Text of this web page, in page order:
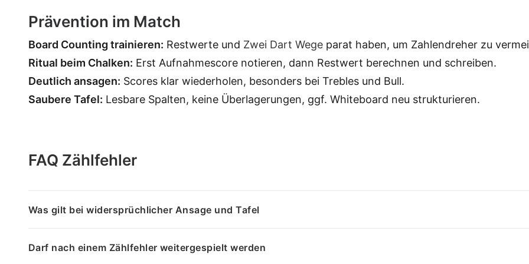
Prävention im Match
Board Counting trainieren: Restwerte und Zwei Dart Wege parat haben, um Zahlendreher zu
Ritual beim Chalken: Erst Aufnahmescore notieren, dann Restwert berechnen und schreiben.
Deutlich ansagen: Scores klar wiederholen, besonders bei Trebles und Bull.
Saubere Tafel: Lesbare Spalten, keine Überlagerungen, ggf. Whiteboard neu strukturieren.
FAQ Zählfehler
Was gilt bei widersprüchlicher Ansage und Tafel
Darf nach einem Zählfehler weitergespielt werden